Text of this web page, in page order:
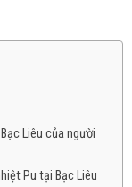
Liêu của người
Pu tại Bạc Liêu